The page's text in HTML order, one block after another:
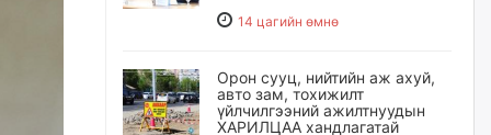
14 цагийн өмнө
Орон сууц, нийтийн аж ахуй,
авто зам, тохижилт
үйлчилгээний ажилтнуудын
ХАРИЛЦАА хандлагатай